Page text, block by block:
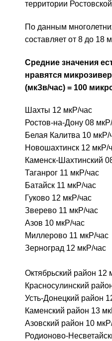
территории
По данным
составляет от 8 до 18
Средние значения
нравятся
(мкЗв/час) = 100
Шахты 12 мкР/час
Ростов-на-Дону 08
Белая Калитва 10 мкР/
Новошахтинск 12 мкР/
Каменск-Шахтинский
Таганрог 11 мкР/час
Батайск 11 мкР/час
Гуково 12 мкР/час
Зверево 11 мкР/час
Азов 10 мкР/час
Миллерово 11 мкР/час
Зерноград 12 мкР/час
Октябрьский район 12
Красносулинский
Усть-Донецкий район
Каменский район 13
Азовский район 10
Родионово-